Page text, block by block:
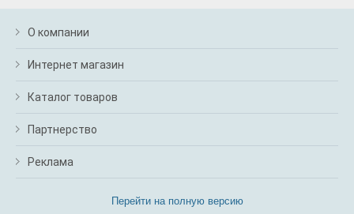
О компании
Интернет магазин
Каталог товаров
Партнерство
Реклама
Перейти на полную версию